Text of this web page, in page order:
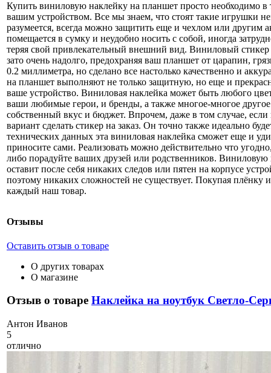
Купить виниловую наклейку на планшет просто необходимо
вашим устройством. Все мы знаем, что стоят такие игрушки
разумеется, всегда можно защитить еще и чехлом или другим
помещается в сумку и неудобно носить с собой, иногда
теряя свой привлекательный внешний вид. Виниловый стикер
зато очень надолго, предохраняя ваш планшет от царапин,
0.2 миллиметра, но сделано все настолько качественно и
на планшет выполняют не только защитную, но еще и
ваше устройство. Виниловая наклейка может быть любого
ваши любимые герои, и бренды, а также многое-многое
собственный вкус и бюджет. Впрочем, даже в том случае,
вариант сделать стикер на заказ. Он точно также идеально
технических данных эта виниловая наклейка сможет еще и
приносите сами. Реализовать можно действительно что
либо порадуйте ваших друзей или родственников. Виниловую
оставит после себя никаких следов или пятен на корпусе
поэтому никаких сложностей не существует. Покупая плёнку
каждый наш товар.
Отзывы
Оставить отзыв о товаре
О других товарах
О магазине
Отзыв о товаре Наклейка на ноутбук Светло-
Антон Иванов
5
отлично